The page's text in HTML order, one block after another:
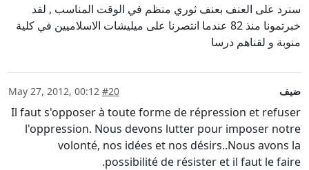
سنرد على العنف بعنف ثوري منظم في الوقت المناسب , لقد
خبرتمونا منذ 82 عندما انتصرنا على ميليشات الاسلاميين في كلية
منوبة و لقناهم درسا
ضيف #20
Il faut s'opposer à toute forme de répression et refuser
l'oppression. Nous devons lutter pour imposer notre
volonté, nos idées et nos désirs..Nous avons la
possibilité de résister et il faut le faire.